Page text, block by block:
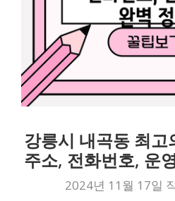
강릉시 내곡동 최고
주소, 전화번호, 운
2024년 11월 17일